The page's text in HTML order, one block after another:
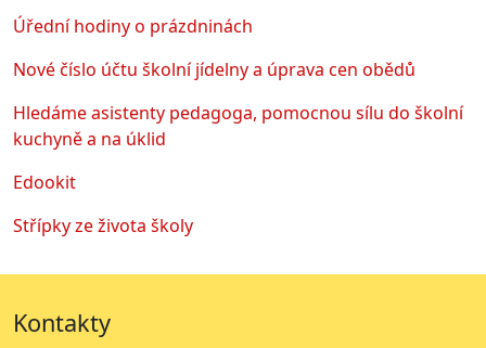
Úřední hodiny o prázdninách
Nové číslo účtu školní jídelny a úprava cen obědů
Hledáme asistenty pedagoga, pomocnou sílu do školní
kuchyně a na úklid
Edookit
Střípky ze života školy
Kontakty